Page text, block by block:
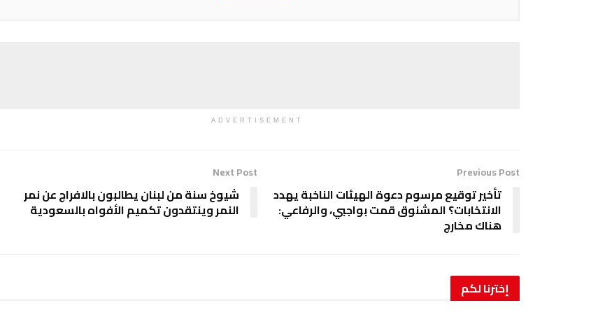
ADVERTISEMENT
Previous Post
تأخير توقيع مرسوم دعوة الهيئات الناخبة يهدد
الانتخابات؟ المشنوق قمت بواجبي، والرفاعي:
هناك مخارج
Next Post
شيوخ سنة من لبنان يطالبون بالافراج عن نمر
النمر وينتقدون تكميم الأفواه بالسعودية
إخترنالكم